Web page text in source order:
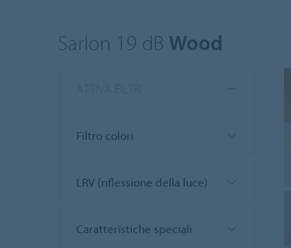
Sarlon 19 dB Wood
Filtro colori
LRV (riflessione della luce)
Caratteristiche speciali